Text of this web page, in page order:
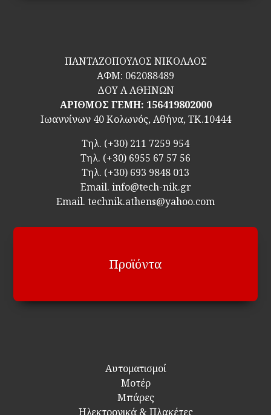
ΠΑΝΤΑΖΟΠΟΥΛΟΣ ΝΙΚΟΛΑΟΣ
ΑΦΜ: 062088489
ΔΟΥ Α ΑΘΗΝΩΝ
ΑΡΙΘΜΟΣ ΓΕΜΗ: 156419802000
Ιωαννίνων 40 Κολωνός, Αθήνα, ΤΚ.10444
Τηλ. (+30) 211 7259 954
Τηλ. (+30) 6955 67 57 56
Τηλ. (+30) 693 9848 013
Email. info@tech-nik.gr
Email. technik.athens@yahoo.com
Προϊόντα
Αυτοματισμοί
Μοτέρ
Μπάρες
Ηλεκτρονικά & Πλακέτες